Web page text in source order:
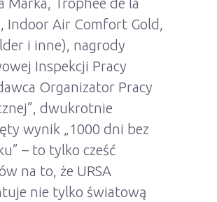
Indoor Air Comfort Gold,
i inne), nagrody
Inspekcji Pracy
Organizator Pracy
dwukrotnie
wynik „1000 dni bez
– to tylko cześć
na to, że URSA
nie tylko światową